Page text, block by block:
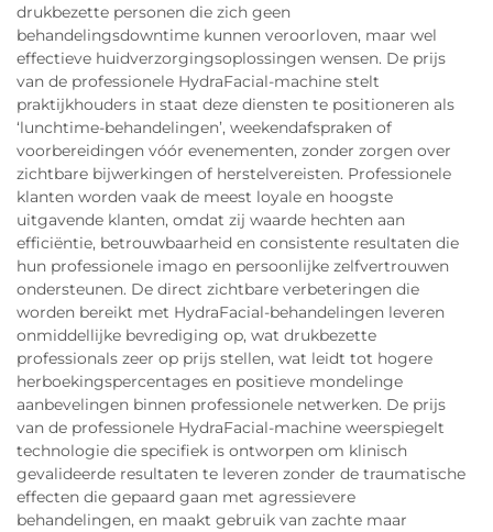
drukbezette personen die zich geen
behandelingsdowntime kunnen veroorloven, maar wel
effectieve huidverzorgingsoplossingen wensen. De prijs
van de professionele HydraFacial-machine stelt
praktijkhouders in staat deze diensten te positioneren als
‘lunchtime-behandelingen’, weekendafspraken of
voorbereidingen vóór evenementen, zonder zorgen over
zichtbare bijwerkingen of herstelvereisten. Professionele
klanten worden vaak de meest loyale en hoogste
uitgavende klanten, omdat zij waarde hechten aan
efficiëntie, betrouwbaarheid en consistente resultaten die
hun professionele imago en persoonlijke zelfvertrouwen
ondersteunen. De direct zichtbare verbeteringen die
worden bereikt met HydraFacial-behandelingen leveren
onmiddellijke bevrediging op, wat drukbezette
professionals zeer op prijs stellen, wat leidt tot hogere
herboekingspercentages en positieve mondelinge
aanbevelingen binnen professionele netwerken. De prijs
van de professionele HydraFacial-machine weerspiegelt
technologie die specifiek is ontworpen om klinisch
gevalideerde resultaten te leveren zonder de traumatische
effecten die gepaard gaan met agressievere
behandelingen, en maakt gebruik van zachte maar